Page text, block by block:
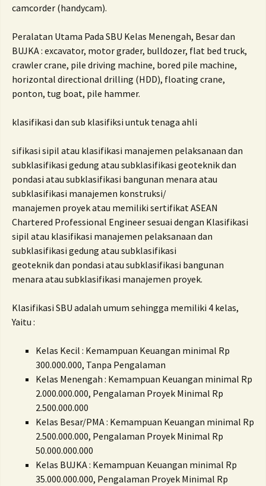
camcorder (handycam).
Peralatan Utama Pada SBU Kelas Menengah, Besar dan
BUJKA : excavator, motor grader, bulldozer, flat bed truck,
crawler crane, pile driving machine, bored pile machine,
horizontal directional drilling (HDD), floating crane,
ponton, tug boat, pile hammer.
klasifikasi dan sub klasifiksi untuk tenaga ahli
sifikasi sipil atau klasifikasi manajemen pelaksanaan dan
subklasifikasi gedung atau subklasifikasi geoteknik dan
pondasi atau subklasifikasi bangunan menara atau
subklasifikasi manajemen konstruksi/
manajemen proyek atau memiliki sertifikat ASEAN
Chartered Professional Engineer sesuai dengan Klasifikasi
sipil atau klasifikasi manajemen pelaksanaan dan
subklasifikasi gedung atau subklasifikasi
geoteknik dan pondasi atau subklasifikasi bangunan
menara atau subklasifikasi manajemen proyek.
Klasifikasi SBU adalah umum sehingga memiliki 4 kelas,
Yaitu :
Kelas Kecil : Kemampuan Keuangan minimal Rp
300.000.000, Tanpa Pengalaman
Kelas Menengah : Kemampuan Keuangan minimal Rp
2.000.000.000, Pengalaman Proyek Minimal Rp
2.500.000.000
Kelas Besar/PMA : Kemampuan Keuangan minimal Rp
2.500.000.000, Pengalaman Proyek Minimal Rp
50.000.000.000
Kelas BUJKA : Kemampuan Keuangan minimal Rp
35.000.000.000, Pengalaman Proyek Minimal Rp